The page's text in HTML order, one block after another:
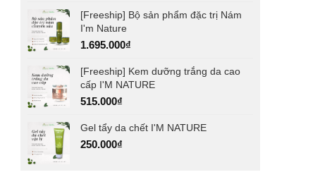
[Freeship] Bộ sản phẩm đặc trị Nám
I'm Nature
1.695.000₫
[Freeship] Kem dưỡng trắng da cao
cấp I'M NATURE
515.000₫
Gel tẩy da chết I'M NATURE
250.000₫